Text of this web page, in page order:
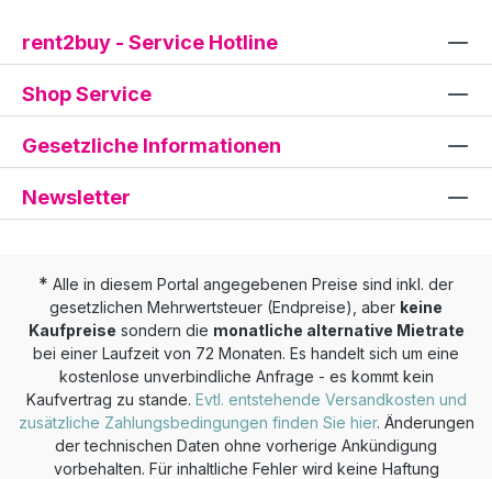
rent2buy - Service Hotline
Shop Service
Gesetzliche Informationen
Newsletter
* Alle in diesem Portal angegebenen Preise sind inkl. der
gesetzlichen Mehrwertsteuer (Endpreise), aber keine
Kaufpreise sondern die monatliche alternative Mietrate
bei einer Laufzeit von 72 Monaten. Es handelt sich um eine
kostenlose unverbindliche Anfrage - es kommt kein
Kaufvertrag zu stande. Evtl. entstehende Versandkosten und
zusätzliche Zahlungsbedingungen finden Sie hier. Änderungen
der technischen Daten ohne vorherige Ankündigung
vorbehalten. Für inhaltliche Fehler wird keine Haftung